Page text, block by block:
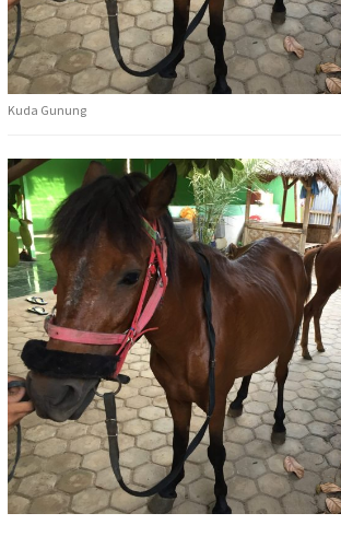
Kuda Gunung